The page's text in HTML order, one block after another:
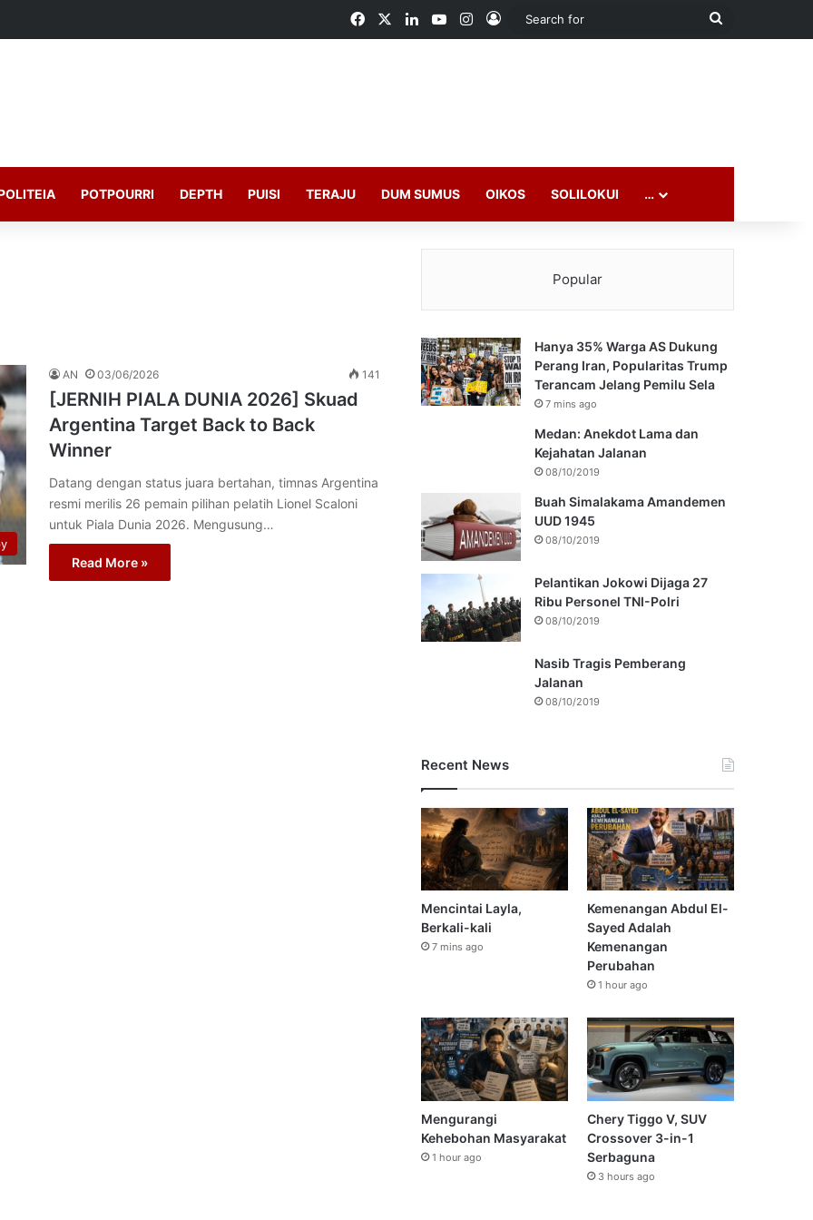
FacebookLinkedInYouTubeInstagram
Log In
Search
POTPOURRI DEPTH PUISI TERAJU DUM SUMUS OIKOS SOLILOKUI …
AN 03/06/2026 141
[JERNIH PIALA DUNIA 2026] Skuad
Argentina Target Back to Back
Winner
Datang dengan status juara bertahan, timnas Argentina
resmi merilis 26 pemain pilihan pelatih Lionel Scaloni
untuk Piala Dunia 2026. Mengusung…
Read More »
Popular
Hanya 35% Warga AS Dukung
Perang Iran, Popularitas Trump
Terancam Jelang Pemilu Sela
7 mins ago
Medan: Anekdot Lama dan
Kejahatan Jalanan
08/10/2019
Buah Simalakama Amandemen
UUD 1945
08/10/2019
Pelantikan Jokowi Dijaga 27
Ribu Personel TNI-Polri
08/10/2019
Nasib Tragis Pemberang
Jalanan
08/10/2019
Recent News
Mencintai Layla,
Berkali-kali
7 mins ago
Kemenangan Abdul El-
Sayed Adalah
Kemenangan
Perubahan
1 hour ago
Mengurangi
Kehebohan Masyarakat
1 hour ago
Chery Tiggo V, SUV
Crossover 3-in-1
Serbaguna
3 hours ago